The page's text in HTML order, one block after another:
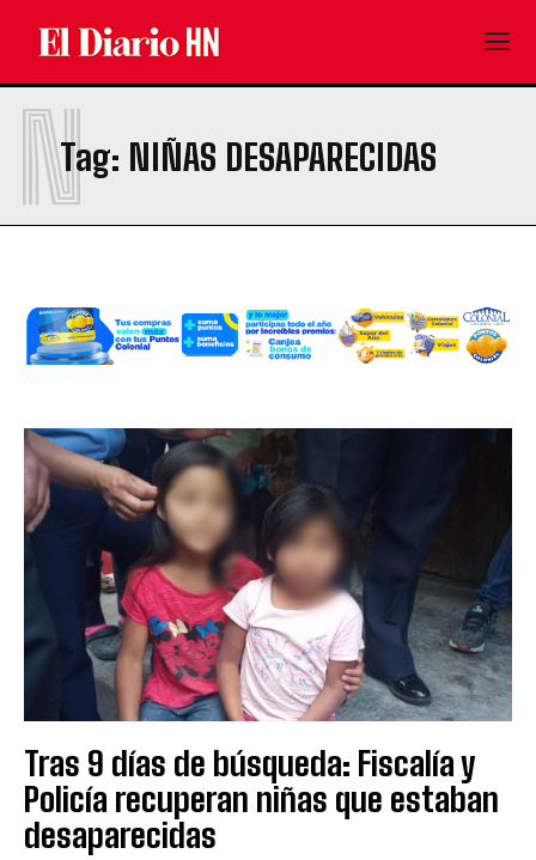
Tag: NIÑAS DESAPARECIDAS
N
Tras 9 días de búsqueda: Fiscalía y
Policía recuperan niñas que estaban
desaparecidas